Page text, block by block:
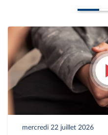
mercredi 22 juillet 2026